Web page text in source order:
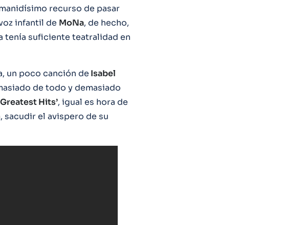
recurso de pasar
infantil de MoNa, de hecho,
tenía suficiente teatralidad en
un poco canción de Isabel
de todo y demasiado
Hits’, igual es hora de
sacudir el avispero de su